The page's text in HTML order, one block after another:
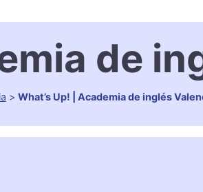
de
> What’s Up! | Academia de inglés